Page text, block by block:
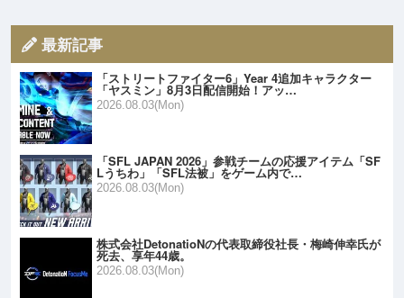
最新記事
「ストリートファイター6」Year 4追加キャラクター
「ヤスミン」8月3日配信開始！アッ…
2026.08.03(Mon)
「SFL JAPAN 2026」参戦チームの応援アイテム「SF
Lうちわ」「SFL法被」をゲーム内で…
2026.08.03(Mon)
株式会社DetonatioNの代表取締役社長・梅崎伸幸氏が
死去、享年44歳。
2026.08.03(Mon)